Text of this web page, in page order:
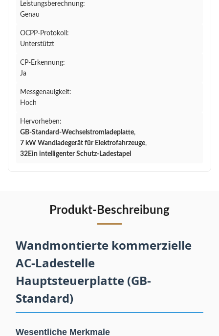
Leistungsberechnung:
Genau
OCPP-Protokoll:
Unterstützt
CP-Erkennung:
Ja
Messgenauigkeit:
Hoch
Hervorheben:
GB-Standard-Wechselstromladeplatte,
7 kW Wandladegerät für Elektrofahrzeuge,
32Ein intelligenter Schutz-Ladestapel
Produkt-Beschreibung
Wandmontierte kommerzielle
AC-Ladestelle
Hauptsteuerplatte (GB-
Standard)
Wesentliche Merkmale